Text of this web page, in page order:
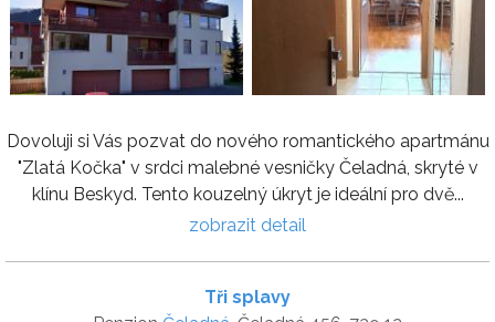
Dovoluji si Vás pozvat do nového romantického apartmánu
"Zlatá Kočka" v srdci malebné vesničky Čeladná, skryté v
klínu Beskyd. Tento kouzelný úkryt je ideální pro dvě...
zobrazit detail
Tři splavy